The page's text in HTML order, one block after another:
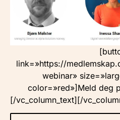
link=»https://
webinar»
color=»red»]Meld deg
[/vc_column_text][/